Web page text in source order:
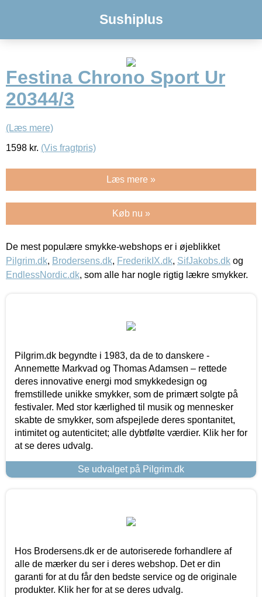
Sushiplus
Festina Chrono Sport Ur
20344/3
(Læs mere)
1598 kr. (Vis fragtpris)
Læs mere »
Køb nu »
De mest populære smykke-webshops er i øjeblikket
Pilgrim.dk, Brodersens.dk, FrederikIX.dk, SifJakobs.dk og
EndlessNordic.dk, som alle har nogle rigtig lækre smykker.
Pilgrim.dk begyndte i 1983, da de to danskere -
Annemette Markvad og Thomas Adamsen – rettede
deres innovative energi mod smykkedesign og
fremstillede unikke smykker, som de primært solgte på
festivaler. Med stor kærlighed til musik og mennesker
skabte de smykker, som afspejlede deres spontanitet,
intimitet og autenticitet; alle dybtfølte værdier. Klik her for
at se deres udvalg.
Se udvalget på Pilgrim.dk
Hos Brodersens.dk er de autoriserede forhandlere af
alle de mærker du ser i deres webshop. Det er din
garanti for at du får den bedste service og de originale
produkter. Klik her for at se deres udvalg.